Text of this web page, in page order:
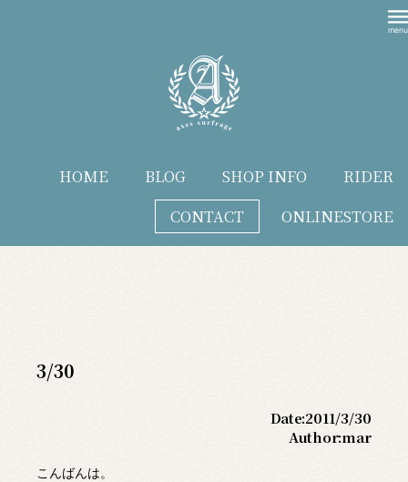
HOME BLOG SHOP INFO
RIDER
CONTACT
ONLINESTORE
3/30
Date:2011/3/30
Author:mar
こんばんは。